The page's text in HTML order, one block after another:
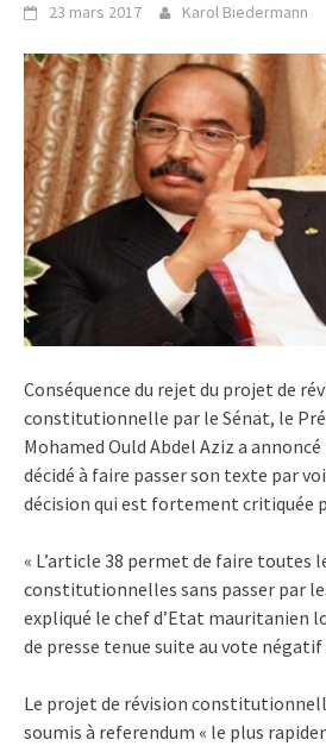
23 mars 2017 Karol Biedermann
Conséquence du rejet du projet de
constitutionnelle par le Sénat, le
Mohamed Ould Abdel Aziz a
décidé à faire passer son texte par
décision qui est fortement critiquée
« L’article 38 permet de faire toutes
constitutionnelles sans passer par
expliqué le chef d’Etat mauritanien
de presse tenue suite au vote négatif
Le projet de révision
soumis à referendum « le plus